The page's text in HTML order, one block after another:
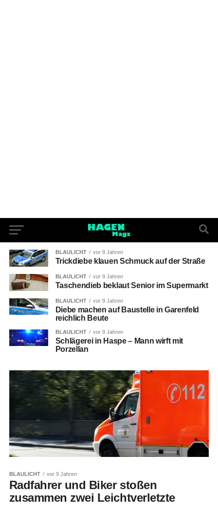
BLAULICHT vor 9 Jahren
Trickdiebe klauen Schmuck auf der Straße
BLAULICHT vor 9 Jahren
Taschendieb beklaut Senior im Supermarkt
BLAULICHT vor 9 Jahren
Diebe machen auf Baustelle in Garenfeld
reichlich Beute
BLAULICHT vor 9 Jahren
Schlägerei in Haspe – Mann wirft mit
Porzellan
BLAULICHT vor 9 Jahren
Radfahrer und Biker stoßen
zusammen zwei Leichtverletzte